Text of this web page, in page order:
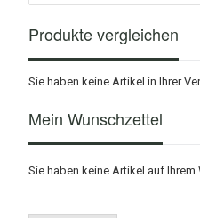
Produkte vergleichen
Sie haben keine Artikel in Ihrer
Mein Wunschzettel
Sie haben keine Artikel auf Ihrem